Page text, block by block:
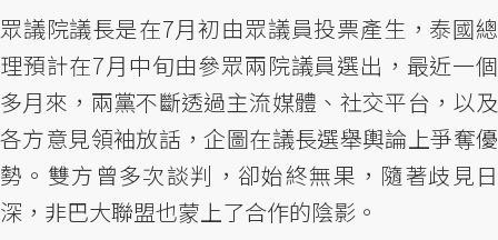
眾議院議長是在7月初由眾議員投票產生，泰國總
理預計在7月中旬由參眾兩院議員選出，最近一個
多月來，兩黨不斷透過主流媒體、社交平台，以及
各方意見領袖放話，企圖在議長選舉輿論上爭奪優
勢。雙方曾多次談判，卻始終無果，隨著歧見日
深，非巴大聯盟也蒙上了合作的陰影。